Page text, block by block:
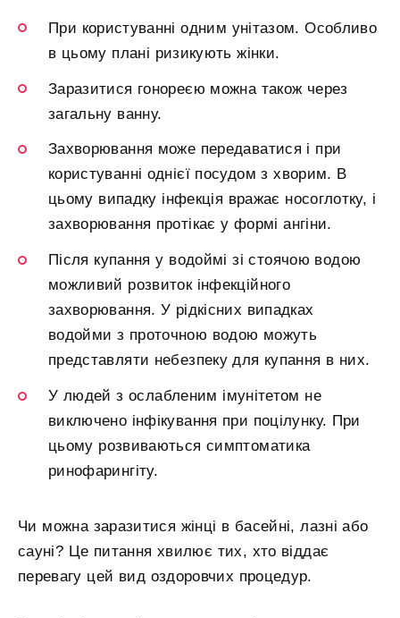
При користуванні одним унітазом. Особливо
в цьому плані ризикують жінки.
Заразитися гонореєю можна також через
загальну ванну.
Захворювання може передаватися і при
користуванні однієї посудом з хворим. В
цьому випадку інфекція вражає носоглотку, і
захворювання протікає у формі ангіни.
Після купання у водоймі зі стоячою водою
можливий розвиток інфекційного
захворювання. У рідкісних випадках
водойми з проточною водою можуть
представляти небезпеку для купання в них.
У людей з ослабленим імунітетом не
виключено інфікування при поцілунку. При
цьому розвиваються симптоматика
ринофарингіту.
Чи можна заразитися жінці в басейні, лазні або
сауні? Це питання хвилює тих, хто віддає
перевагу цей вид оздоровчих процедур.